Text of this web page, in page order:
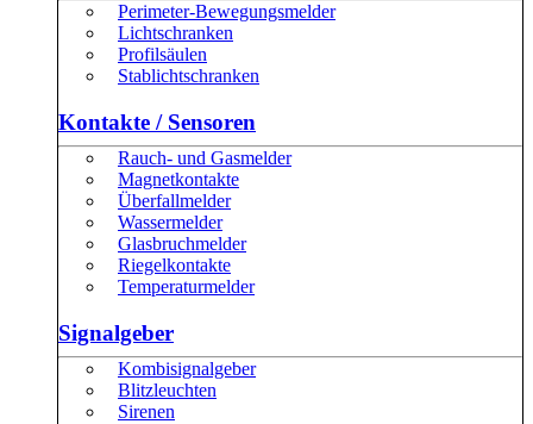
Perimeter-Bewegungsmelder
Lichtschranken
Profilsäulen
Stablichtschranken
Kontakte / Sensoren
Rauch- und Gasmelder
Magnetkontakte
Überfallmelder
Wassermelder
Glasbruchmelder
Riegelkontakte
Temperaturmelder
Signalgeber
Kombisignalgeber
Blitzleuchten
Sirenen